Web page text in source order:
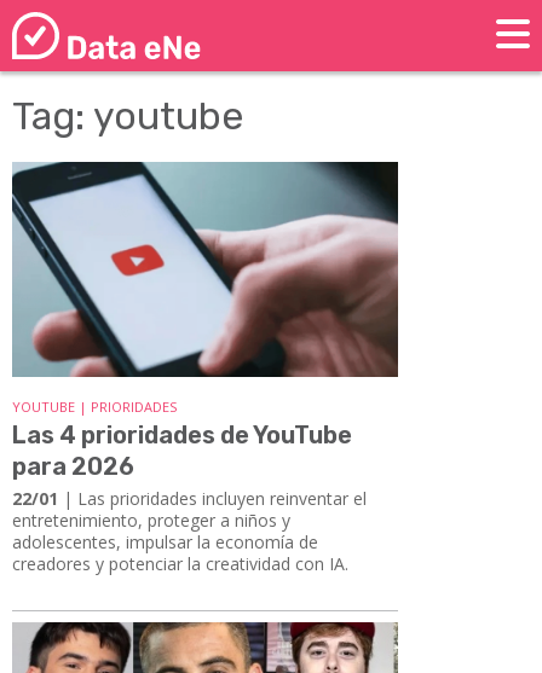
Tag: youtube
YOUTUBE | PRIORIDADES
Las 4 prioridades de YouTube
para 2026
22/01 | Las prioridades incluyen reinventar el
entretenimiento, proteger a niños y
adolescentes, impulsar la economía de
creadores y potenciar la creatividad con IA.